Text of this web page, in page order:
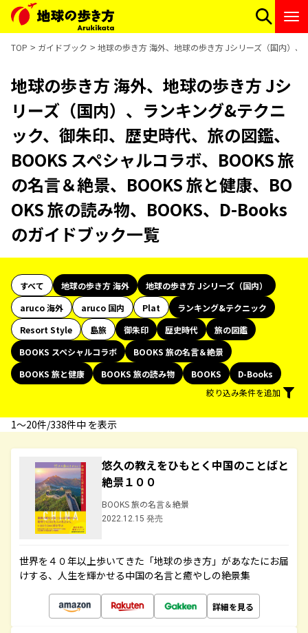
TOP ガイドブック 地球の歩き方 海外、地球の歩き方 Jシリーズ（国内）
地球の歩き方 海外、地球の歩き方 Jシ
リーズ（国内）、ランキング&テクニ
ック、御朱印、歴史時代、旅の図鑑、
BOOKS スペシャルコラボ、BOOKS 旅
の名言＆絶景、BOOKS 旅と健康、BO
OKS 旅の読み物、BOOKS、D-Books
のガイドブック一覧
すべて 地球の歩き方 海外
地球の歩き方 Jシリーズ（国内）
aruco 海外
aruco 国内 Plat
ランキング&テクニック
Resort Style
島旅 御朱印 歴史時代
旅の図鑑
BOOKS スペシャルコラボ
BOOKS 旅の名言＆絶景
BOOKS 旅と健康
BOOKS 旅の読み物 BOOKS
D-Books
絞り込み条件を追加
1〜20件/338件中 を表示
悠久の教えをひもとく中国のことばと
絶景１００
BOOKS 旅の名言＆絶景
2022.12.15 発売
世界を４０年以上歩いてきた「地球の歩き方」があなたにお届
けする、人生を輝かせる中国の名言と癒やしの絶景集
詳細を見る